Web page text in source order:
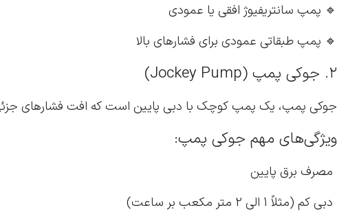
🔹 پمپ سانتریفیوژ افقی یا عمودی
🔹 پمپ طبقاتی عمودی برای فشارهای بالا
۲. جوکی پمپ (Jockey Pump)
جوکی پمپ، یک پمپ کوچک با دبی پایین است که افت فشارهای
ویژگی‌های مهم جوکی پمپ:
مصرف برق پایین
دبی کم (مثلاً 1 الی 2 متر مکعب بر ساعت)